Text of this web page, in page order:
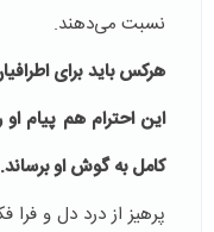
نسبت می‌‌دهند.
هرکس باید برای
این احترام هم پیام
کامل به گوش او برساند.
پرهیز از درد دل و